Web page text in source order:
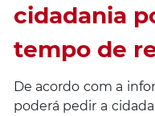
cidadania
tempo de
De acordo com a
poderá pedir a